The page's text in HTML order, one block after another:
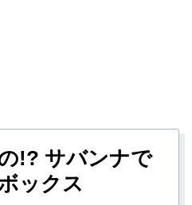
!? サバンナで
ックス